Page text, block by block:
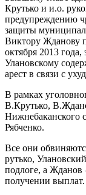
Крутько и и.о.
предупреждению
защиты
Виктору Жданову
октября 2013
Улановскому
арест в связи с
В рамках
В.Крутько,
Нижнебаканского
Рябченко.
Все они
рутько,
подлоге, а
получении выплат.